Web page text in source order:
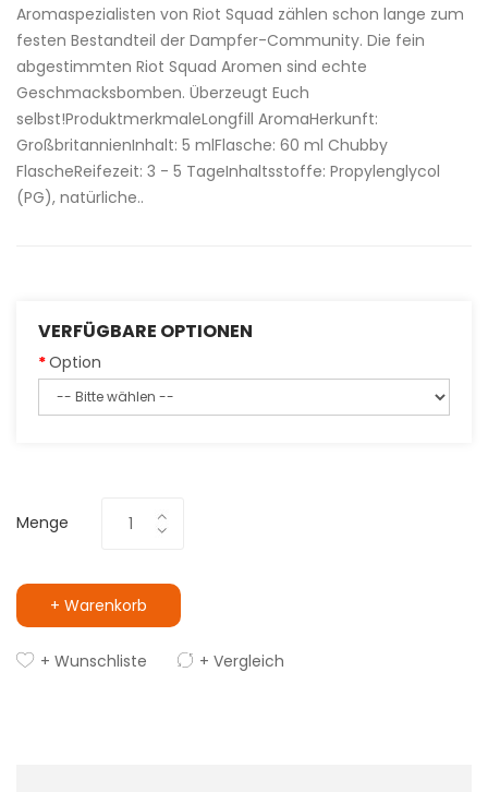
Aromaspezialisten von Riot Squad zählen schon lange zum
festen Bestandteil der Dampfer-Community. Die fein
abgestimmten Riot Squad Aromen sind echte
Geschmacksbomben. Überzeugt Euch
selbst!ProduktmerkmaleLongfill AromaHerkunft:
GroßbritannienInhalt: 5 mlFlasche: 60 ml Chubby
FlascheReifezeit: 3 - 5 TageInhaltsstoffe: Propylenglycol
(PG), natürliche..
VERFÜGBARE OPTIONEN
Option
Menge
+ Warenkorb
+ Wunschliste + Vergleich